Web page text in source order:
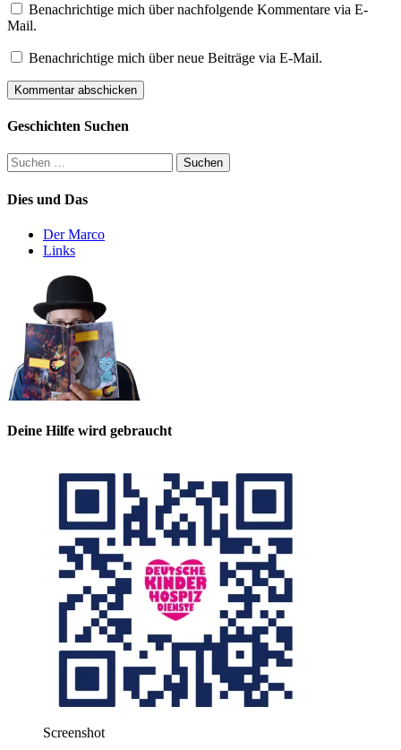
Benachrichtige mich über nachfolgende Kommentare via E-
Mail.
Benachrichtige mich über neue Beiträge via E-Mail.
Geschichten Suchen
Suchen
nach:
Dies und Das
Der Marco
Links
Deine Hilfe wird gebraucht
Screenshot